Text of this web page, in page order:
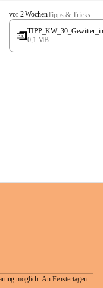
L
a
e
vor 2 WochenTipps & Tricks
0,1 MB
möglich. An Fenstertagen